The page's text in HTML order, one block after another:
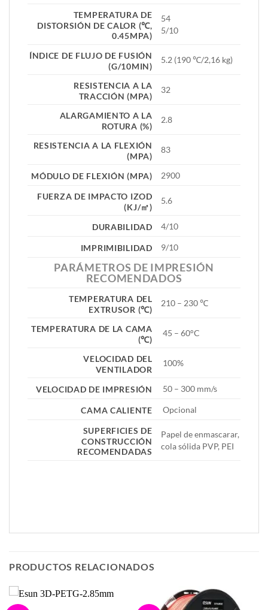
TEMPERATURA DE
DISTORSIÓN DE CALOR (℃,
0.45MPA)
54
5/10
ÍNDICE DE FLUJO DE FUSIÓN
(G/10MIN)
5.2 (190 ℃/2,16 kg)
RESISTENCIA A LA
TRACCIÓN (MPA)
32
ALARGAMIENTO A LA
ROTURA (%)
2.8
RESISTENCIA A LA FLEXIÓN
(MPA)
83
MÓDULO DE FLEXIÓN (MPA) 2900
FUERZA DE IMPACTO IZOD
(KJ/㎡)
5.6
DURABILIDAD 4/10
IMPRIMIBILIDAD 9/10
PARÁMETROS DE IMPRESIÓN
RECOMENDADOS
TEMPERATURA DEL
EXTRUSOR (℃)
210 – 230 ℃
TEMPERATURA DE LA CAMA
(℃)
45 – 60°C
VELOCIDAD DEL
VENTILADOR
100%
VELOCIDAD DE IMPRESIÓN 50 – 300 mm/s
CAMA CALIENTE Opcional
SUPERFICIES DE
CONSTRUCCIÓN
RECOMENDADAS
Papel de enmascarar,
cola sólida PVP, PEI
PRODUCTOS RELACIONADOS